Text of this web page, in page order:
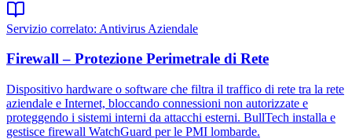
Servizio correlato: Antivirus Aziendale
Firewall – Protezione Perimetrale di Rete
Dispositivo hardware o software che filtra il traffico di rete tra la rete
aziendale e Internet, bloccando connessioni non autorizzate e
proteggendo i sistemi interni da attacchi esterni. BullTech installa e
gestisce firewall WatchGuard per le PMI lombarde.